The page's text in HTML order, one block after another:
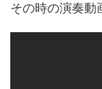
その時の演奏動